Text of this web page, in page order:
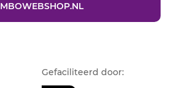
MBOWEBSHOP.NL
Gefaciliteerd door: